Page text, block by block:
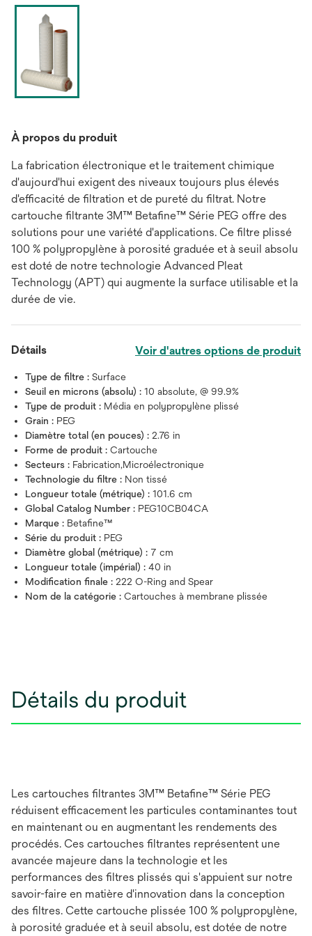
À propos du produit
La fabrication électronique et le traitement chimique
d'aujourd'hui exigent des niveaux toujours plus élevés
d'efficacité de filtration et de pureté du filtrat. Notre
cartouche filtrante 3M™ Betafine™ Série PEG offre des
solutions pour une variété d'applications. Ce filtre plissé
100 % polypropylène à porosité graduée et à seuil absolu
est doté de notre technologie Advanced Pleat
Technology (APT) qui augmente la surface utilisable et la
durée de vie.
Détails Voir d'autres options de produit
Type de filtre : Surface
Seuil en microns (absolu) : 10 absolute, @ 99.9%
Type de produit : Média en polypropylène plissé
Grain : PEG
Diamètre total (en pouces) : 2.76 in
Forme de produit : Cartouche
Secteurs : Fabrication,Microélectronique
Technologie du filtre : Non tissé
Longueur totale (métrique) : 101.6 cm
Global Catalog Number : PEG10CB04CA
Marque : Betafine™
Série du produit : PEG
Diamètre global (métrique) : 7 cm
Longueur totale (impérial) : 40 in
Modification finale : 222 O-Ring and Spear
Nom de la catégorie : Cartouches à membrane plissée
Détails du produit
Les cartouches filtrantes 3M™ Betafine™ Série PEG
réduisent efficacement les particules contaminantes tout
en maintenant ou en augmentant les rendements des
procédés. Ces cartouches filtrantes représentent une
avancée majeure dans la technologie et les
performances des filtres plissés qui s'appuient sur notre
savoir-faire en matière d'innovation dans la conception
des filtres. Cette cartouche plissée 100 % polypropylène,
à porosité graduée et à seuil absolu, est dotée de notre